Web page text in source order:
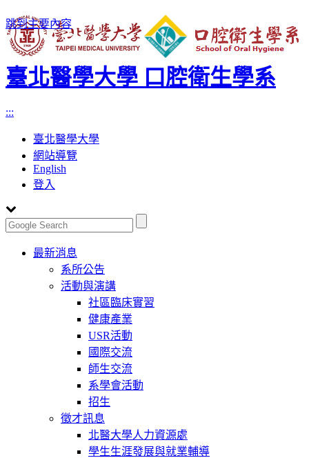
跳到主要內容
臺北醫學大學 口腔衛生學系
:::
臺北醫學大學
網站導覽
English
登入
Toggle
navigation
最新消息
系所公告
活動與演講
社區臨床實習
健康產業
USR活動
國際交流
師生交流
系學會活動
招生
徵才訊息
北醫大學人力資源處
學生生涯發展與就業輔導